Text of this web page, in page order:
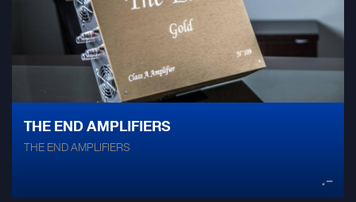
THE END AMPLIFIERS
THE END AMPLIFIERS
.-